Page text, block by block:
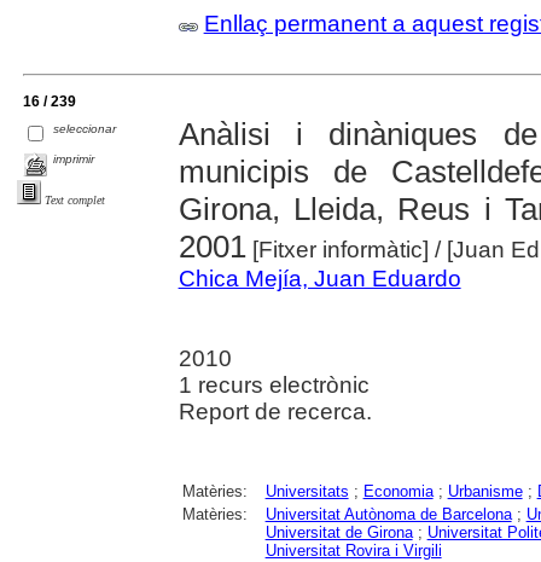
Enllaç permanent a aquest
16 / 239
seleccionar
imprimir
Text complet
Anàlisi i dinàniques
municipis de
Girona, Lleida, Reus i
2001[Fitxer informàtic] / [Juan
Chica Mejía, Juan Eduardo
2010
1 recurs electrònic
Report de recerca.
Matèries: Universitats ; Economia; Urbanisme;
Matèries:
Universitat Autònoma de Barcelona;
Universitat de Girona; Universitat
Universitat Rovira i Virgili